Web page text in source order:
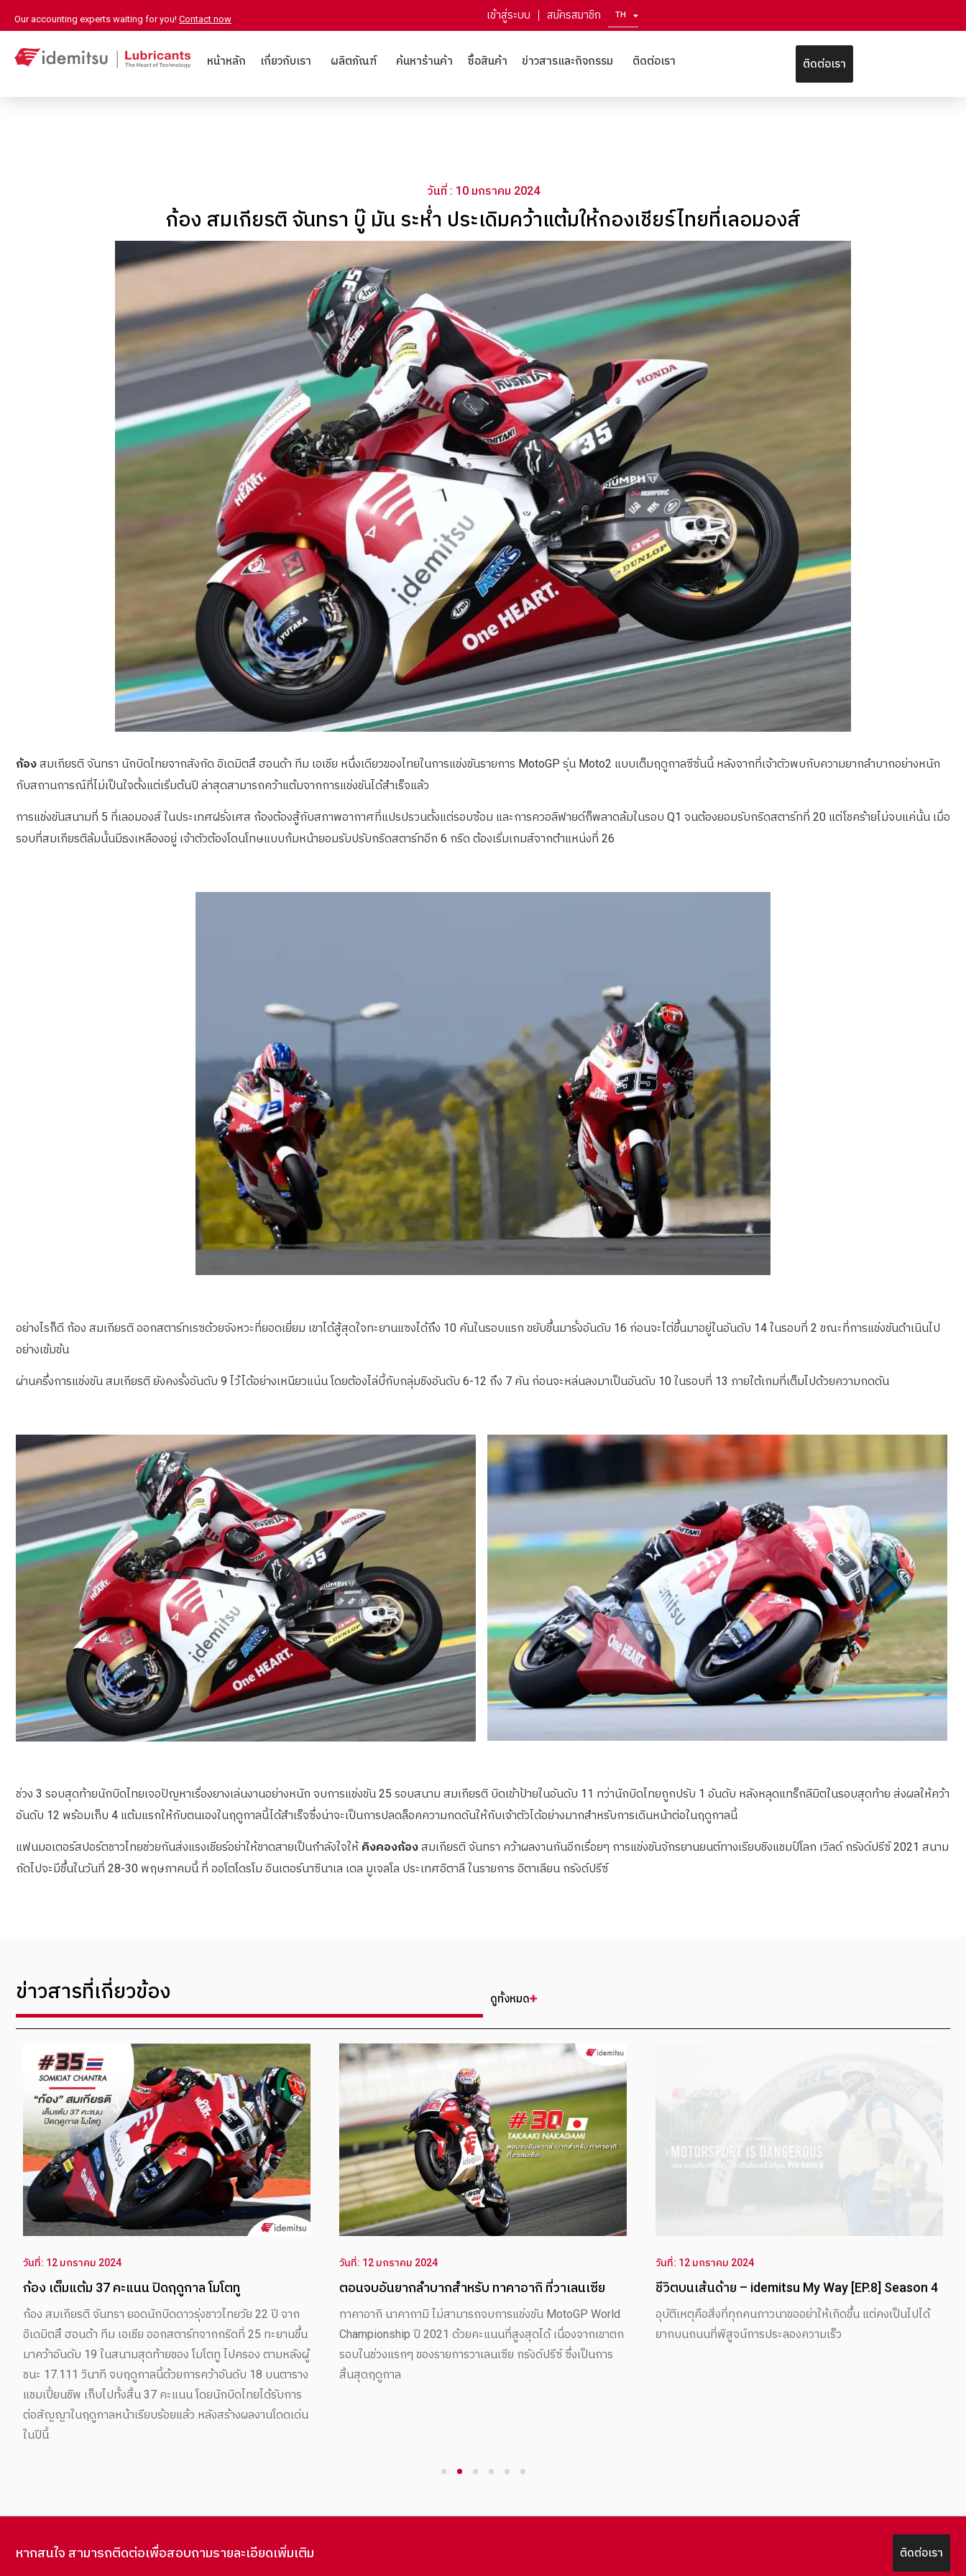
Our accounting experts waiting for you! Contact now เข้าสู่ระบบ สมัครสมาชิก TH
EN
หน้าหลัก เกี่ยวกับเรา ผลิตภัณฑ์ ค้นหาร้านค้า ซื้อสินค้า ข่าวสารและกิจกรรม ติดต่อเรา ติดต่อเรา
วันที่ : 10 มกราคม 2024
ก้อง สมเกียรติ จันทรา บู๊ มัน ระห่ำ ประเดิมคว้าแต้มให้กองเชียร์ไทยที่เลอมองส์
ก้อง สมเกียรติ จันทรา นักบิดไทยจากสังกัด อิเดมิตสึ ฮอนด้า ทีม เอเชีย หนึ่งเดียวของไทยในการแข่งขันรายการ MotoGP รุ่น Moto2 แบบเต็มฤดูกาลซีซั่นนี้ หลังจากที่เจ้าตัวพบกับความยากลำบากอย่างหนัก
กับสถานการณ์ที่ไม่เป็นใจตั้งแต่เริ่มต้นปี ล่าสุดสามารถคว้าแต้มจากการแข่งขันได้สำเร็จแล้ว
การแข่งขันสนามที่ 5 ที่เลอมองส์ ในประเทศฝรั่งเศส ก้องต้องสู้กับสภาพอากาศที่แปรปรวนตั้งแต่รอบซ้อม และการควอลิฟายด์ก็พลาดล้มในรอบ Q1 จนต้องยอมรับกริดสตาร์ทที่ 20 แต่โชคร้ายไม่จบแค่นั้น เมื่อ
รอบที่สมเกียรติล้มนั้นมีธงเหลืองอยู่ เจ้าตัวต้องโดนโทษแบบก้มหน้ายอมรับปรับกริดสตาร์ทอีก 6 กริด ต้องเริ่มเกมส์จากตำแหน่งที่ 26
อย่างไรก็ดี ก้อง สมเกียรติ ออกสตาร์ทเรซด้วยจังหวะที่ยอดเยี่ยม เขาได้สู้สุดใจทะยานแซงได้ถึง 10 คันในรอบแรก ขยับขึ้นมารั้งอันดับ 16 ก่อนจะไต่ขึ้นมาอยู่ในอันดับ 14 ในรอบที่ 2 ขณะที่การแข่งขันดำเนินไป
อย่างเข้มข้น
ผ่านครึ่งการแข่งขัน สมเกียรติ ยังคงรั้งอันดับ 9 ไว้ได้อย่างเหนียวแน่น โดยต้องไล่บี้กับกลุ่มชิงอันดับ 6-12 ถึง 7 คัน ก่อนจะหล่นลงมาเป็นอันดับ 10 ในรอบที่ 13 ภายใต้เกมที่เต็มไปด้วยความกดดัน
ช่วง 3 รอบสุดท้ายนักบิดไทยเจอปัญหาเรื่องยางเล่นงานอย่างหนัก จบการแข่งขัน 25 รอบสนาม สมเกียรติ บิดเข้าป้ายในอันดับ 11 ทว่านักบิดไทยถูกปรับ 1 อันดับ หลังหลุดแทร็กลิมิตในรอบสุดท้าย ส่งผลให้คว้า
อันดับ 12 พร้อมเก็บ 4 แต้มแรกให้กับตนเองในฤดูกาลนี้ได้สำเร็จซึ่งน่าจะเป็นการปลดล็อคความกดดันให้กับเจ้าตัวได้อย่างมากสำหรับการเดินหน้าต่อในฤดูกาลนี้
แฟนมอเตอร์สปอร์ตชาวไทยช่วยกันส่งแรงเชียร์อย่าให้ขาดสายเป็นกำลังใจให้ คิงคองก้อง สมเกียรติ จันทรา คว้าผลงานกันอีกเรื่อยๆ การแข่งขันจักรยานยนต์ทางเรียบชิงแชมป์โลก เวิลด์ กรังด์ปรีซ์ 2021 สนาม
ถัดไปจะมีขึ้นในวันที่ 28-30 พฤษภาคมนี้ ที่ ออโตโดรโม อินเตอร์นาซินาเล เดล มูเจลโล ประเทศอิตาลี ในรายการ อิตาเลียน กรังด์ปรีซ์
ข่าวสารที่เกี่ยวข้อง ดูทั้งหมด
วันที่: 12 มกราคม 2024
ก้อง เต็มแต้ม 37 คะแนน ปิดฤดูกาล โมโตทู
ก้อง สมเกียรติ จันทรา ยอดนักบิดดาวรุ่งชาวไทยวัย 22 ปี จาก
อิเดมิตสึ ฮอนด้า ทีม เอเชีย ออกสตาร์ทจากกริดที่ 25 ทะยานขึ้น
มาคว้าอันดับ 19 ในสนามสุดท้ายของ โมโตทู ไปครอง ตามหลังผู้
ชนะ 17.111 วินาที จบฤดูกาลนี้ด้วยการคว้าอันดับ 18 บนตาราง
แชมเปี้ยนชิพ เก็บไปทั้งสิ้น 37 คะแนน โดยนักบิดไทยได้รับการ
ต่อสัญญาในฤดูกาลหน้าเรียบร้อยแล้ว หลังสร้างผลงานโดดเด่น
ในปีนี้
วันที่: 12 มกราคม 2024
ตอนจบอันยากลำบากสำหรับ ทาคาอากิ ที่วาเลนเซีย
ทาคาอากิ นาคากามิ ไม่สามารถจบการแข่งขัน MotoGP World
Championship ปี 2021 ด้วยคะแนนที่สูงสุดได้ เนื่องจากเขาตก
รอบในช่วงแรกๆ ของรายการวาเลนเซีย กรังด์ปรีซ์ ซึ่งเป็นการ
สิ้นสุดฤดูกาล
วันที่: 12 มกราคม 2024
ชีวิตบนเส้นด้าย – idemitsu My Way [EP.8] Season 4
อุบัติเหตุคือสิ่งที่ทุกคนภาวนาขออย่าให้เกิดขึ้น แต่คงเป็นไปได้
ยากบนถนนที่พิสูจน์การประลองความเร็ว
หากสนใจ สามารถติดต่อเพื่อสอบถามรายละเอียดเพิ่มเติม ติดต่อเรา